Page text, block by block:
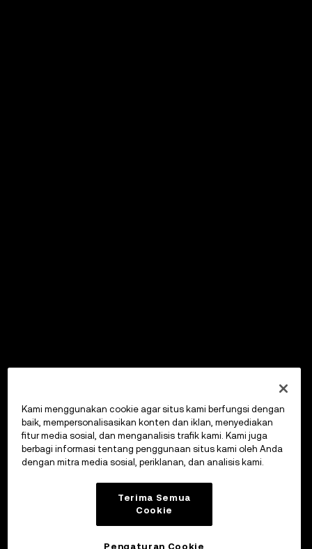
Kami menggunakan cookie agar situs kami berfungsi dengan
baik, mempersonalisasikan konten dan iklan, menyediakan
fitur media sosial, dan menganalisis trafik kami. Kami juga
berbagi informasi tentang penggunaan situs kami oleh Anda
dengan mitra media sosial, periklanan, dan analisis kami.
Terima Semua
Cookie
Pengaturan Cookie